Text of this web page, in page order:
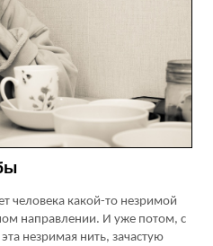
человека какой-то незримой
направлении. И уже потом, с
незримая нить, зачастую